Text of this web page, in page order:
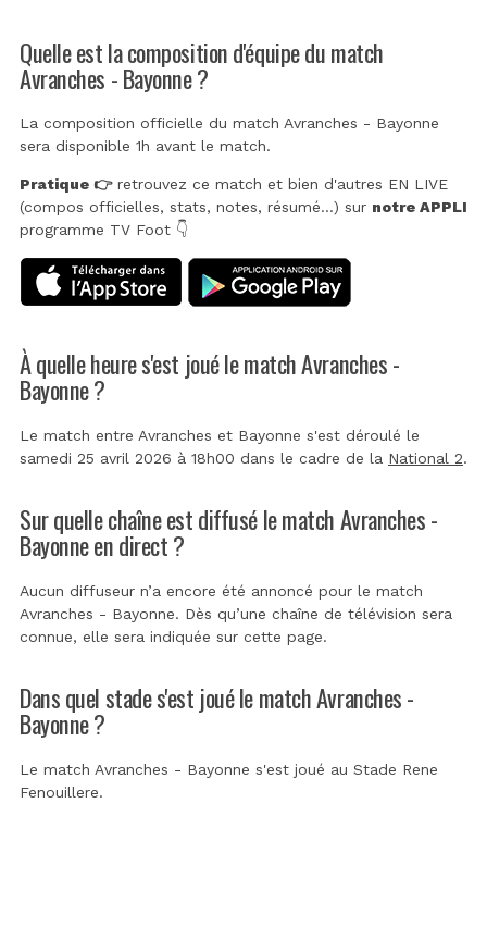
Quelle est la composition d'équipe du match
Avranches - Bayonne ?
La composition officielle du match Avranches - Bayonne
sera disponible 1h avant le match.
Pratique 👉retrouvez ce match et bien d'autres EN LIVE
(compos officielles, stats, notes, résumé...) sur notre APPLI
programme TV Foot 👇
À quelle heure s'est joué le match Avranches -
Bayonne ?
Le match entre Avranches et Bayonne s'est déroulé le
samedi 25 avril 2026 à 18h00 dans le cadre de la National 2.
Sur quelle chaîne est diffusé le match Avranches -
Bayonne en direct ?
Aucun diffuseur n’a encore été annoncé pour le match
Avranches - Bayonne. Dès qu’une chaîne de télévision sera
connue, elle sera indiquée sur cette page.
Dans quel stade s'est joué le match Avranches -
Bayonne ?
Le match Avranches - Bayonne s'est joué au Stade Rene
Fenouillere.